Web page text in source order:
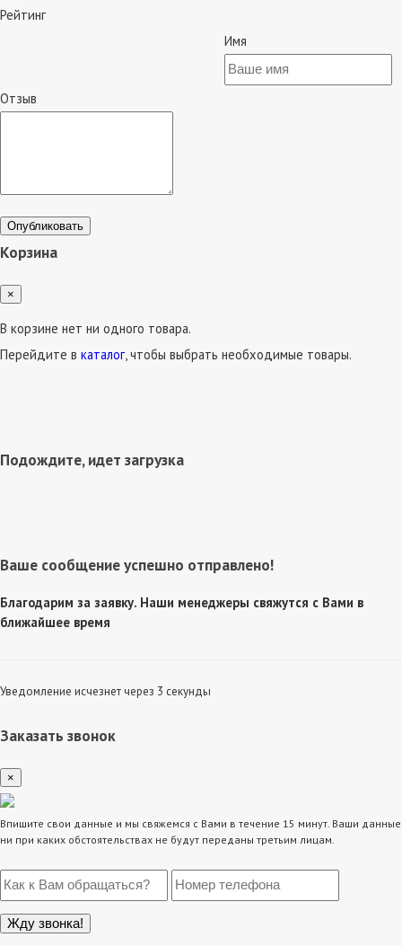
Рейтинг
Имя
Отзыв
Опубликовать
Корзина
×
В корзине нет ни одного товара.
Перейдите в каталог, чтобы выбрать необходимые товары.
Подождите, идет загрузка
Ваше сообщение успешно отправлено!
Благодарим за заявку. Наши менеджеры свяжутся с Вами в
ближайшее время
Уведомление исчезнет через 3 секунды
Заказать звонок
×
Впишите свои данные и мы свяжемся с Вами в течение 15 минут. Ваши данные
ни при каких обстоятельствах не будут переданы третьим лицам.